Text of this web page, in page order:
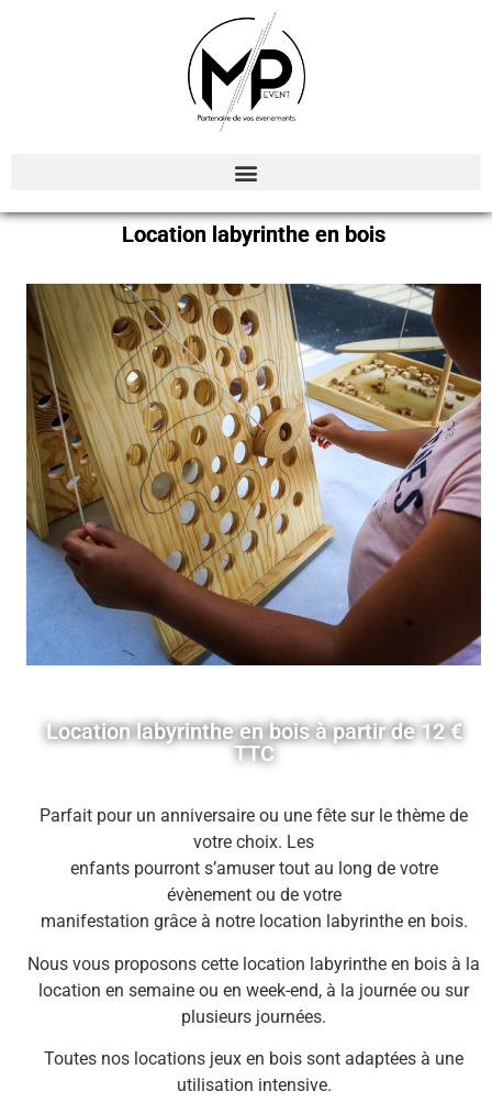
Location labyrinthe en bois
Location labyrinthe en bois à partir de 12 €
TTC
Parfait pour un anniversaire ou une fête sur le thème de
votre choix. Les
enfants pourront s’amuser tout au long de votre
évènement ou de votre
manifestation grâce à notre location labyrinthe en bois.
Nous vous proposons cette location labyrinthe en bois à la
location en semaine ou en week-end, à la journée ou sur
plusieurs journées.
Toutes nos locations jeux en bois sont adaptées à une
utilisation intensive.